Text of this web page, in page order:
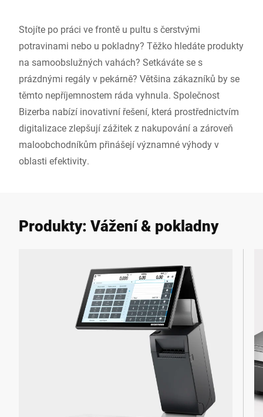
Stojíte po práci ve frontě u pultu s čerstvými
potravinami nebo u pokladny? Těžko hledáte produkty
na samoobslužných vahách? Setkáváte se s
prázdnými regály v pekárně? Většina zákazníků by se
těmto nepříjemnostem ráda vyhnula. Společnost
Bizerba nabízí inovativní řešení, která prostřednictvím
digitalizace zlepšují zážitek z nakupování a zároveň
maloobchodníkům přinášejí významné výhody v
oblasti efektivity.
Produkty: Vážení & pokladny